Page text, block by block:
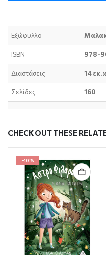
Εξώφυλλο
ISBN 978-
Διαστάσεις 14 εκ.
Σελίδες 160
CHECK OUT THESE
-10%